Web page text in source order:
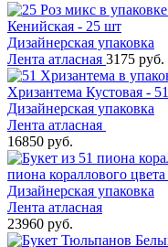
Кенийская - 25 шт
Дизайнерская упаковка
Лента атласная 3175 руб.
Хризантема Кустовая -
Дизайнерская упаковка
Лента атласная
16850 руб.
пиона кораллового
Дизайнерская упаковка
Лента атласная
23960 руб.